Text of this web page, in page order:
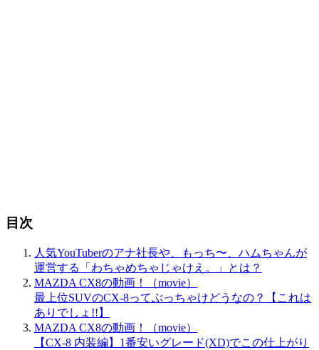
目次
人気YouTuberのアナ社長や、もっち〜、ハムちゃんが
運営する「わちゃめちゃじゃけえ。」とは？
MAZDA CX8の動画！（movie）
最上位SUVのCX-8ってぶっちゃけどうなの？【これは
ありでしょ!!】
MAZDA CX8の動画！（movie）
【CX-8 内装編】1番安いグレード(XD)でこの仕上がり